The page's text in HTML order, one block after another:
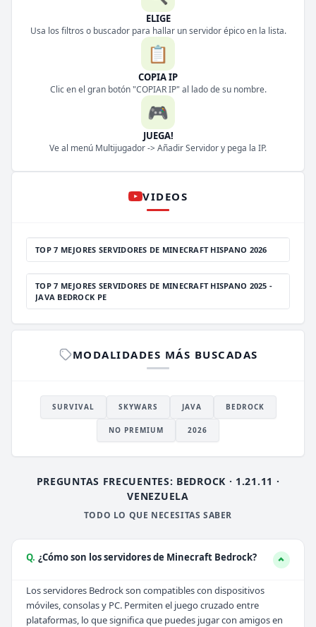
ELIGE
Usa los filtros o buscador para hallar un servidor épico en la lista.
📋
COPIA IP
Clic en el gran botón "COPIAR IP" al lado de su nombre.
🎮
JUEGA!
Ve al menú Multijugador -> Añadir Servidor y pega la IP.
VIDEOS
TOP 7 MEJORES SERVIDORES DE MINECRAFT HISPANO 2026
TOP 7 MEJORES SERVIDORES DE MINECRAFT HISPANO 2025 -
JAVA BEDROCK PE
MODALIDADES MÁS BUSCADAS
SURVIVAL SKYWARS JAVA BEDROCK
NO PREMIUM 2026
PREGUNTAS FRECUENTES: BEDROCK · 1.21.11 ·
VENEZUELA
TODO LO QUE NECESITAS SABER
Q. ¿Cómo son los servidores de Minecraft Bedrock?
Los servidores Bedrock son compatibles con dispositivos
móviles, consolas y PC. Permiten el juego cruzado entre
plataformas, lo que significa que puedes jugar con amigos en